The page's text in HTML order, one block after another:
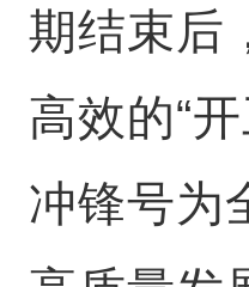
期结束后
高效的“
冲锋号为